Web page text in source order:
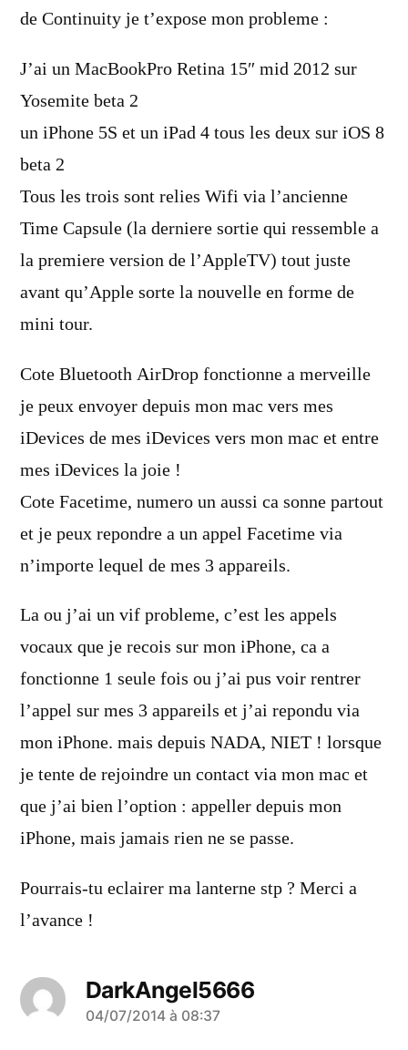
de Continuity je t’expose mon probleme :
J’ai un MacBookPro Retina 15″ mid 2012 sur
Yosemite beta 2
un iPhone 5S et un iPad 4 tous les deux sur iOS 8
beta 2
Tous les trois sont relies Wifi via l’ancienne
Time Capsule (la derniere sortie qui ressemble a
la premiere version de l’AppleTV) tout juste
avant qu’Apple sorte la nouvelle en forme de
mini tour.
Cote Bluetooth AirDrop fonctionne a merveille
je peux envoyer depuis mon mac vers mes
iDevices de mes iDevices vers mon mac et entre
mes iDevices la joie !
Cote Facetime, numero un aussi ca sonne partout
et je peux repondre a un appel Facetime via
n’importe lequel de mes 3 appareils.
La ou j’ai un vif probleme, c’est les appels
vocaux que je recois sur mon iPhone, ca a
fonctionne 1 seule fois ou j’ai pus voir rentrer
l’appel sur mes 3 appareils et j’ai repondu via
mon iPhone. mais depuis NADA, NIET ! lorsque
je tente de rejoindre un contact via mon mac et
que j’ai bien l’option : appeller depuis mon
iPhone, mais jamais rien ne se passe.
Pourrais-tu eclairer ma lanterne stp ? Merci a
l’avance !
DarkAngel5666
a
04/07/2014 à 08:37